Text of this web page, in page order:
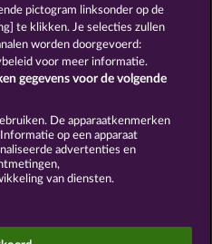
Privacyverklaring
FAQ
indienen
zijn enkel bedoeld voor
pictogram linksonder op de
te klikken. Je selecties zullen
worden doorgevoerd:
voor meer informatie.
gegevens voor de volgende
De apparaatkenmerken
op een apparaat
advertenties en
van diensten.